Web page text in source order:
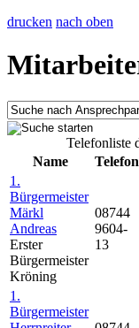
drucken nach oben
Telefonliste
Name
Telefon
1.
Bürgermeister
Märkl
Andreas
Erster
Bürgermeister
Kröning
08744
9604-
13
1.
Bürgermeister